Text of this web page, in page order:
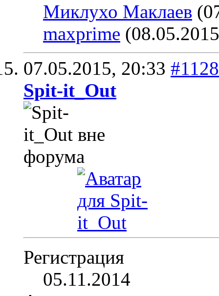
Миклухо Маклаев
maxprime
07.05.2015, 20:33 #1128
Spit-it_Out
Регистрация
05.11.2014